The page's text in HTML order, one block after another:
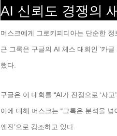
AI 신뢰도 경쟁의
머스크에게 그로키피디아는 단순한
근 그록은 구글의 AI 체스 대회인 ‘카
했다.
구글은 이 대회를 “AI가 진정으로 ‘사
이에 대해 머스크는 “그록은 분석을
엔진’으로 강조하고 있다.